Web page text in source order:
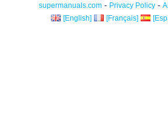
supermanuals.com - Privacy Policy -
[English]
[Français]